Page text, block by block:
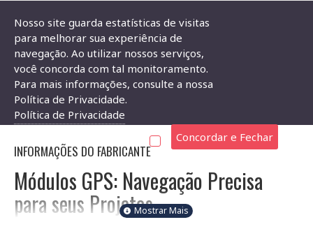
Módulos, IoT e Wireless Módulo GPS
MÓDULO GPS
INFORMAÇÕES DO FABRICANTE
Módulos GPS: Navegação Precisa
para seus Projetos
Nosso site guarda estatísticas de visitas
para melhorar sua experiência de
navegação. Ao utilizar nossos serviços,
você concorda com tal monitoramento.
Para mais informações, consulte a nossa
Política de Privacidade.
Política de Privacidade
Concordar e Fechar